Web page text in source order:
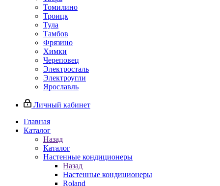
Томилино
Троицк
Тула
Тамбов
Фрязино
Химки
Череповец
Электросталь
Электроугли
Ярославль
Личный кабинет
Главная
Каталог
Назад
Каталог
Настенные кондиционеры
Назад
Настенные кондиционеры
Roland